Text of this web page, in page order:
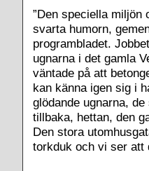
”Den speciella miljön
svarta humorn,
programbladet.
ugnarna i det gamla
väntade på att
kan känna igen sig i
glödande ugnarna,
tillbaka, hettan, den
Den stora
torkduk och vi ser att